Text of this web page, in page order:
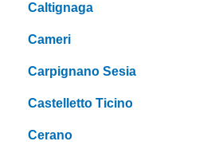
Caltignaga
Cameri
Carpignano Sesia
Castelletto Ticino
Cerano